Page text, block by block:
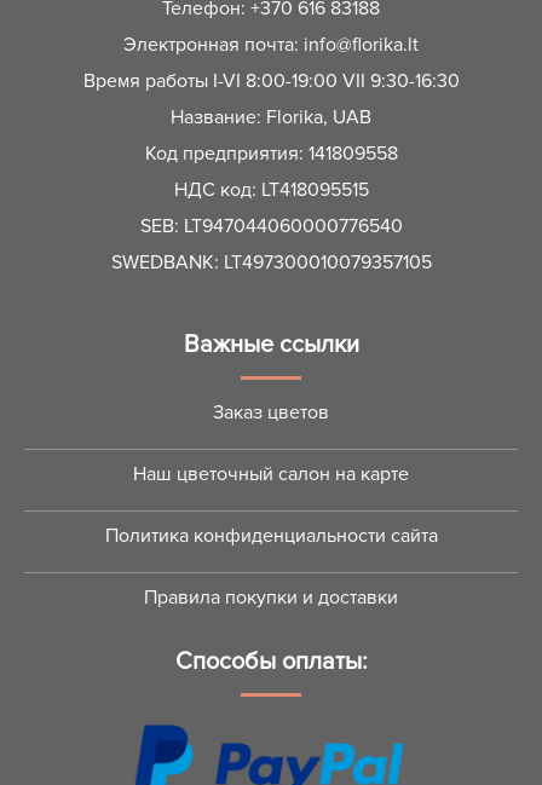
Телефон: +370 616 83188
Электронная почта: info@florika.lt
Время работы I-VI 8:00-19:00 VII 9:30-16:30
Название: Florika, UAB
Код предприятия: 141809558
НДС код: LT418095515
SEB: LT947044060000776540
SWEDBANK: LT497300010079357105
Важные ссылки
Заказ цветов
Наш цветочный салон на карте
Политика конфиденциальности сайта
Правила покупки и доставки
Способы оплаты: